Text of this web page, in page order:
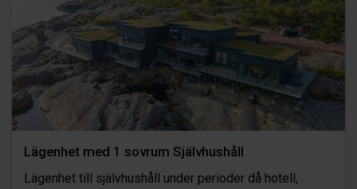
Lägenhet med 1 sovrum Självhushåll
Lägenhet till självhushåll under perioder då hotell,